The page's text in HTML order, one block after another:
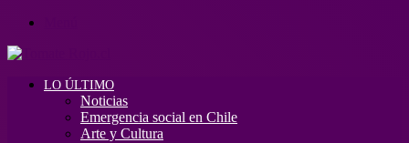
LO ÚLTIMO
Noticias
Emergencia social en Chile
Arte y Cultura